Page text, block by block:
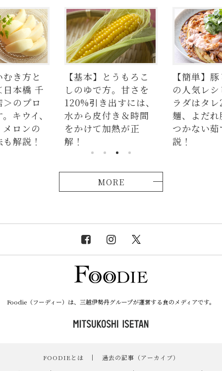
き方と
本橋 千
のプロ
キウイ、
ロンの
解説！
【基本】とうもろこ
しのゆで方。甘さを
120%引き出すには、
水から皮付き＆時間
をかけて加熱が正
解！
【簡単】
の人気レ
ラダはタ
麺、よだ
つかない
説！
MORE
Foodie（フーディー）は、三越伊勢丹グループが運営する食のメディアです。
FOODIEとは ｜
過去の記事（アーカイブ）